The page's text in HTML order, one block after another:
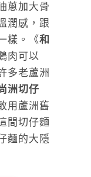
蔥加大骨
潤感，跟
樣。《和
肉可以
多老蘆洲
洲切仔
用蘆洲舊
間切仔麵
麵的大隱